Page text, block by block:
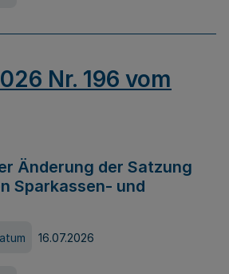
Nr. 196 vom
Änderung der Satzung
Sparkassen- und
16.07.2026